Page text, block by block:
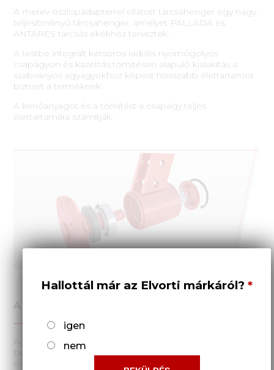
A merev oszlopadapterrel ellátott tárcsahenger egy nagy
teljesítményű tárcsahenger, amelyet PALLADA és
ANTARES tárcsás ekékhez terveztek.
A testbe integrált kétsoros radiális nyomógolyós
csapágyon és kazettás tömítésen alapuló kialakítás a
szabványos agyagyokhoz képest hosszabb élettartamot
biztosít a terméknek.
A kenőanyagot és a tömítést a csapágy teljes
élettartamára számítják.
A VÁGÓEGYSÉG AGYÁJÁNAK TERVEZÉSE
Agyának kialakítása a kazettás tömítésű mandzsetták
beszerelése miatt 60% -kal növeli a csapágy élettartamát,
és akár 50% -kal csökkenti a karbantartási időt.
Hallottál már az Elvorti márkáról?
igen
nem